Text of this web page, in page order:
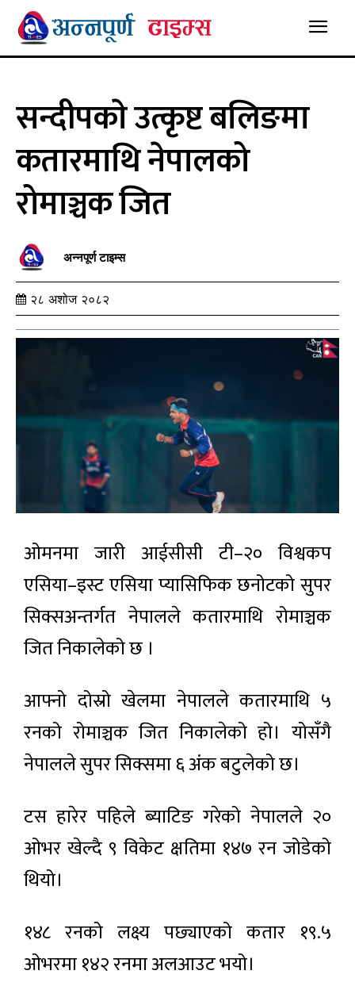
सन्दीपकाे उत्कृष्ट बलिङमा
कतारमाथि नेपालको
रोमाञ्चक जित
अन्नपूर्ण टाइम्स
२८ अशोज २०८२
ओमनमा जारी आईसीसी टी–२० विश्वकप
एसिया–इस्ट एसिया प्यासिफिक छनोटको सुपर
सिक्सअन्तर्गत नेपालले कतारमाथि रोमाञ्चक
जित निकालेको छ ।
आफ्नो दोस्रो खेलमा नेपालले कतारमाथि ५
रनको रोमाञ्चक जित निकालेको हो। योसँगै
नेपालले सुपर सिक्समा ६ अंक बटुलेको छ।
टस हारेर पहिले ब्याटिङ गरेको नेपालले २०
ओभर खेल्दै ९ विकेट क्षतिमा १४७ रन जोडेको
थियो।
१४८ रनको लक्ष्य पछ्याएको कतार १९.५
ओभरमा १४२ रनमा अलआउट भयो।